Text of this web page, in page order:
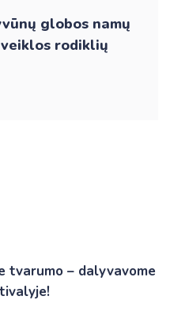
globos namų
rodiklių
tvarumo – dalyvavome